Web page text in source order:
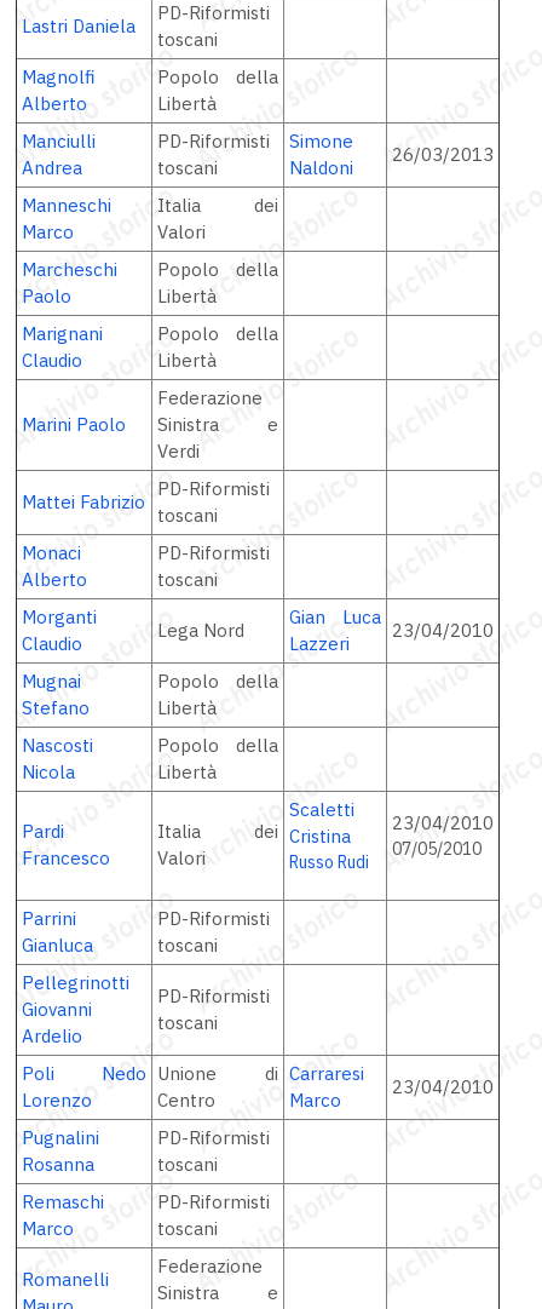
Lastri Daniela
PD-Riformisti
toscani
Magnolfi
Alberto
Popolo della
Libertà
Manciulli
Andrea
PD-Riformisti
toscani
Simone
Naldoni
26/03/2013
Manneschi
Marco
Italia dei
Valori
Marcheschi
Paolo
Popolo della
Libertà
Marignani
Claudio
Popolo della
Libertà
Marini Paolo
Federazione
Sinistra e
Verdi
Mattei Fabrizio
PD-Riformisti
toscani
Monaci
Alberto
PD-Riformisti
toscani
Morganti
Claudio
Lega Nord
Gian Luca
Lazzeri
23/04/2010
Mugnai
Stefano
Popolo della
Libertà
Nascosti
Nicola
Popolo della
Libertà
Pardi
Francesco
Italia dei
Valori
Scaletti
Cristina
Russo Rudi
23/04/2010
07/05/2010
Parrini
Gianluca
PD-Riformisti
toscani
Pellegrinotti
Giovanni
Ardelio
PD-Riformisti
toscani
Poli Nedo
Lorenzo
Unione di
Centro
Carraresi
Marco
23/04/2010
Pugnalini
Rosanna
PD-Riformisti
toscani
Remaschi
Marco
PD-Riformisti
toscani
Romanelli
Federazione
Sinistra e